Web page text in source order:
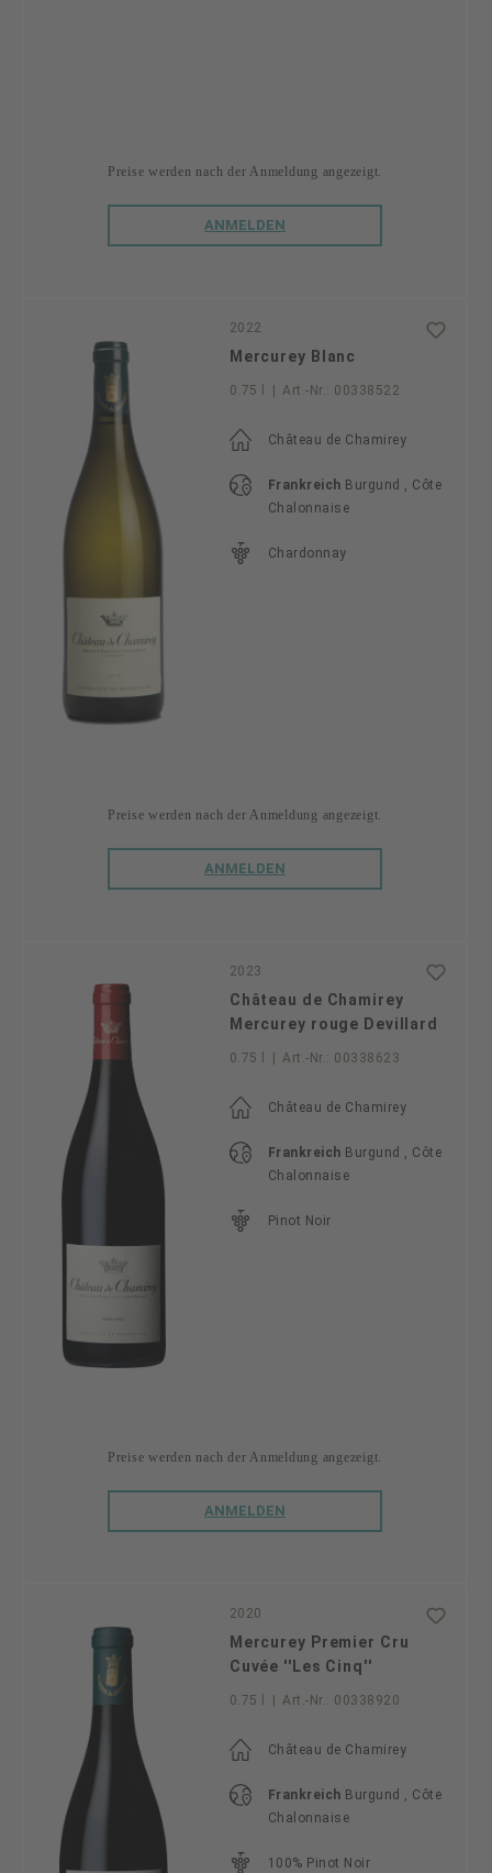
Preise werden nach der Anmeldung angezeigt.
ANMELDEN
2022
Mercurey Blanc
0.75 l Art.-Nr.: 00338522
Château de Chamirey
Frankreich Burgund , Côte
Chalonnaise
Chardonnay
Preise werden nach der Anmeldung angezeigt.
ANMELDEN
2023
Château de Chamirey
Mercurey rouge Devillard
0.75 l Art.-Nr.: 00338623
Château de Chamirey
Frankreich Burgund , Côte
Chalonnaise
Pinot Noir
Preise werden nach der Anmeldung angezeigt.
ANMELDEN
2020
Mercurey Premier Cru
Cuvée ''Les Cinq''
0.75 l Art.-Nr.: 00338920
Château de Chamirey
Frankreich Burgund , Côte
Chalonnaise
100% Pinot Noir